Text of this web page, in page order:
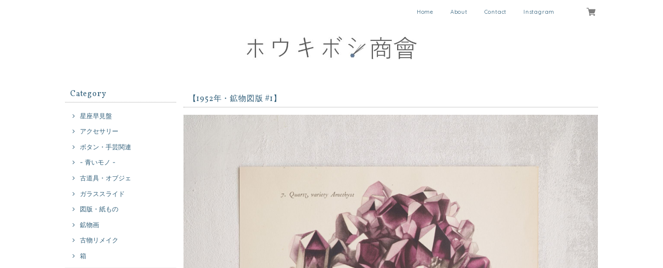
Home About Contact Instagram
Category
星座早見盤
アクセサリー
ボタン・手芸関連
- 青いモノ -
古道具・オブジェ
ガラススライド
図版・紙もの
鉱物画
古物リメイク
箱
【1952年・鉱物図版 #1】